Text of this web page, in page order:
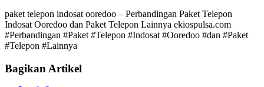
paket telepon indosat ooredoo – Perbandingan Paket Telepon
Indosat Ooredoo dan Paket Telepon Lainnya ekiospulsa.com
#Perbandingan #Paket #Telepon #Indosat #Ooredoo #dan #Paket
#Telepon #Lainnya
Bagikan Artikel